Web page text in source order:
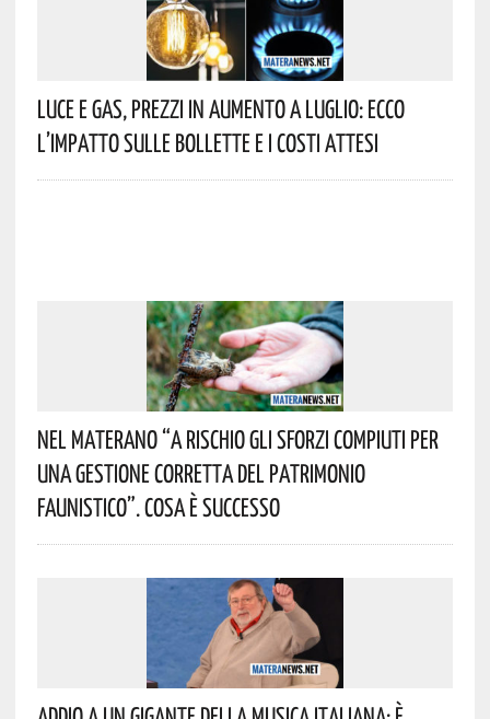
Luce E Gas, Prezzi In Aumento A Luglio: Ecco
L’impatto Sulle Bollette E I Costi Attesi
Nel Materano “a Rischio Gli Sforzi Compiuti Per
Una Gestione Corretta Del Patrimonio
Faunistico”. Cosa È Successo